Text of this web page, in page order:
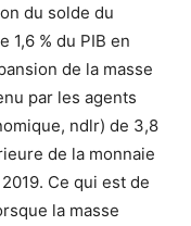
du solde du
1,6 % du PIB en
de la masse
par les agents
ndlr) de 3,8
de la monnaie
Ce qui est de
la masse